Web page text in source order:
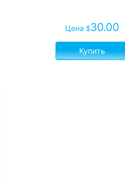
Цена $30.00
Купить